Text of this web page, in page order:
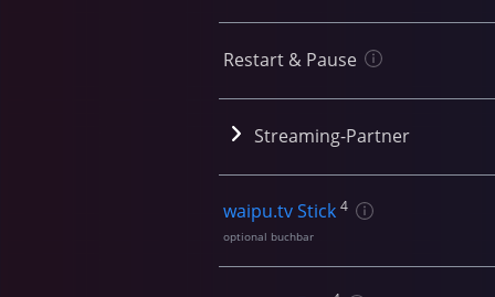
Restart & Pause
Streaming-Partner
waipu.tv Stick 4
optional buchbar